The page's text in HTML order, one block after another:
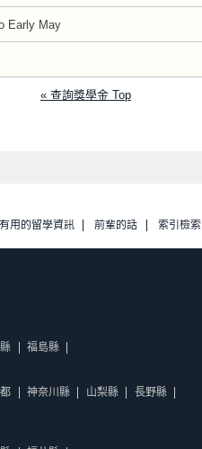
Early May
« 查詢獎學金 Top
有用的留學資訊 前輩的話 索引檢索
福島縣
神奈川縣 山梨縣
長野縣